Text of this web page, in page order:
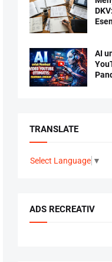
AI
TRANSLATE
Select Language ▼
ADS RECREATIV